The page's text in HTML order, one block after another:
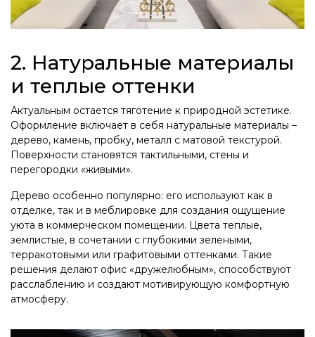
2. Натуральные материалы
и теплые оттенки
Актуальным остается тяготение к природной эстетике.
Оформление включает в себя натуральные материалы –
дерево, камень, пробку, металл с матовой текстурой.
Поверхности становятся тактильными, стены и
перегородки «живыми».
Дерево особенно популярно: его используют как в
отделке, так и в меблировке для создания ощущение
уюта в коммерческом помещении. Цвета теплые,
землистые, в сочетании с глубокими зелеными,
терракотовыми или графитовыми оттенками. Такие
решения делают офис «дружелюбным», способствуют
расслаблению и создают мотивирующую комфортную
атмосферу.